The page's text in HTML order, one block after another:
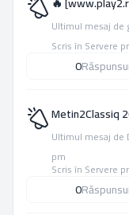
Ultimul mesaj de
Scris în Servere
0
Metin2Classiq
Ultimul mesaj de
pm
Scris în Servere
0